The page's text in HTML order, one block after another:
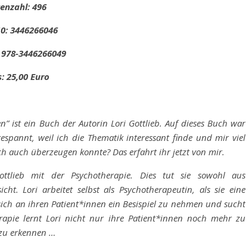
496
3446266046
3446266049
25,00 Euro
ist ein Buch der Autorin Lori Gottlieb. Auf dieses Buch war
weil ich die Thematik interessant finde und mir viel
auch überzeugen konnte? Das erfahrt ihr jetzt von mir.
mit der Psychotherapie. Dies tut sie sowohl aus
Lori arbeitet selbst als Psychotherapeutin, als sie eine
an ihren Patient*innen ein Besispiel zu nehmen und sucht
lernt Lori nicht nur ihre Patient*innen noch mehr zu
erkennen …